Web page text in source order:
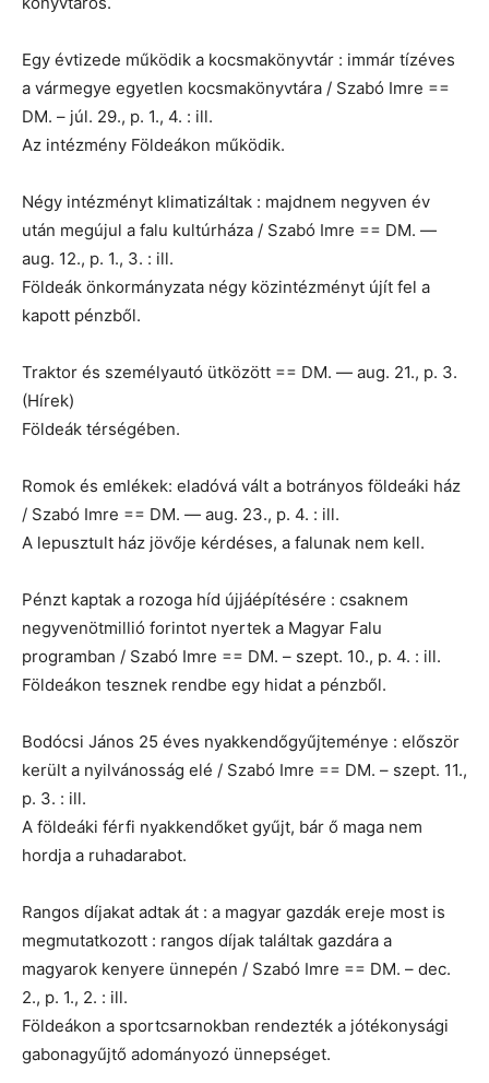
Egy évtizede működik a kocsmakönyvtár : immár tízéves
a vármegye egyetlen kocsmakönyvtára / Szabó Imre ==
DM. – júl. 29., p. 1., 4. : ill.
Az intézmény Földeákon működik.
Négy intézményt klimatizáltak : majdnem negyven év
után megújul a falu kultúrháza / Szabó Imre == DM. —
aug. 12., p. 1., 3. : ill.
Földeák önkormányzata négy közintézményt újít fel a
kapott pénzből.
Traktor és személyautó ütközött == DM. — aug. 21., p. 3.
(Hírek)
Földeák térségében.
Romok és emlékek: eladóvá vált a botrányos földeáki ház
/ Szabó Imre == DM. — aug. 23., p. 4. : ill.
A lepusztult ház jövője kérdéses, a falunak nem kell.
Pénzt kaptak a rozoga híd újjáépítésére : csaknem
negyvenötmillió forintot nyertek a Magyar Falu
programban / Szabó Imre == DM. – szept. 10., p. 4. : ill.
Földeákon tesznek rendbe egy hidat a pénzből.
Bodócsi János 25 éves nyakkendőgyűjteménye : először
került a nyilvánosság elé / Szabó Imre == DM. – szept. 11.,
p. 3. : ill.
A földeáki férfi nyakkendőket gyűjt, bár ő maga nem
hordja a ruhadarabot.
Rangos díjakat adtak át : a magyar gazdák ereje most is
megmutatkozott : rangos díjak találtak gazdára a
magyarok kenyere ünnepén / Szabó Imre == DM. – dec.
2., p. 1., 2. : ill.
Földeákon a sportcsarnokban rendezték a jótékonysági
gabonagyűjtő adományozó ünnepséget.